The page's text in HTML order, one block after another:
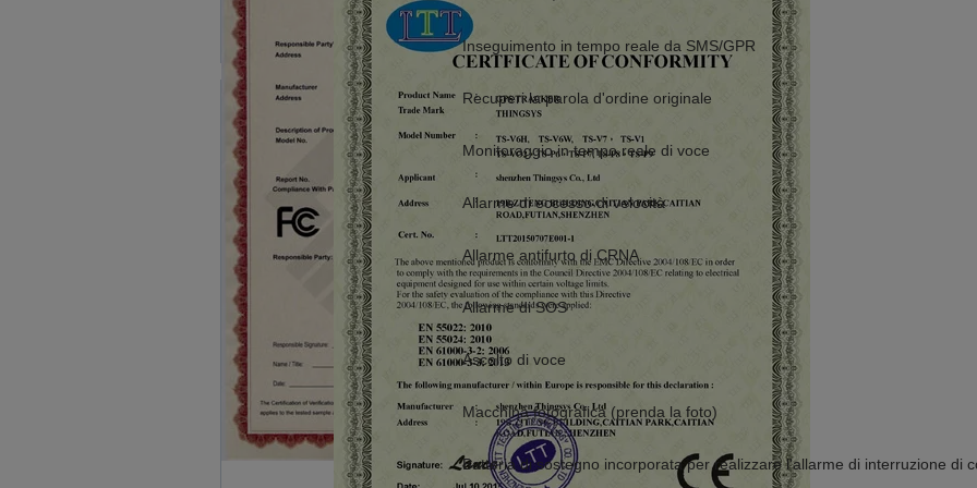
Inseguimento in tempo reale da SMS/GPR
Recuperi la parola d'ordine originale
Monitoraggio in tempo reale di voce
Allarme di eccesso di velocità
Allarme antifurto di CRNA
Allarme di SOS
Ascolto di voce
Macchina fotografica (prenda la foto)
Batteria di sostegno incorporata per realizzare l'allarme di interruzione di